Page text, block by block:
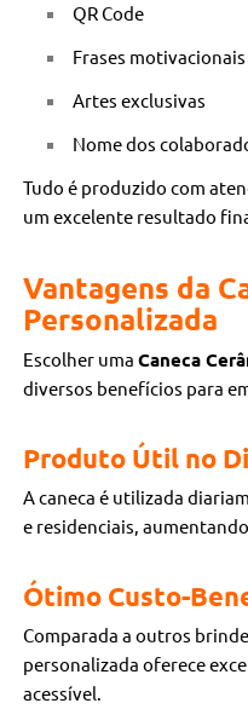
QR Code
Frases motivacionais
Artes exclusivas
Nome dos
Tudo é produzido com
um excelente resultado
Vantagens da
Personalizada
Escolher umaCaneca
diversos benefícios para
Produto Útil no
A caneca é utilizada
e residenciais,
Ótimo Custo-
Comparada a outros
personalizada oferece
acessível.